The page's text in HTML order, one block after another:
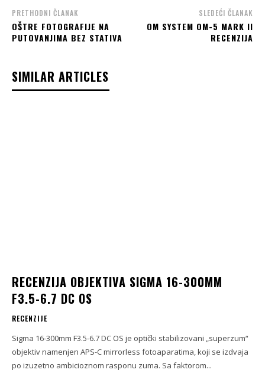
PRETHODNI ČLANAK
OŠTRE FOTOGRAFIJE NA
PUTOVANJIMA BEZ STATIVA
SLEDEĆI ČLANAK
OM SYSTEM OM-5 MARK II
RECENZIJA
SIMILAR ARTICLES
RECENZIJA OBJEKTIVA SIGMA 16-300MM
F3.5-6.7 DC OS
RECENZIJE
Sigma 16-300mm F3.5-6.7 DC OS je optički stabilizovani „superzum“
objektiv namenjen APS-C mirrorless fotoaparatima, koji se izdvaja
po izuzetno ambicioznom rasponu zuma. Sa faktorom...